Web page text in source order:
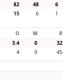
82 48 6
15 6 1
O M R
3.4 0 32
4 0 45